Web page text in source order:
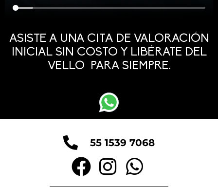
ASISTE A UNA CITA DE VALORACIÓN
INICIAL SIN COSTO Y LIBÉRATE DEL
VELLO PARA SIEMPRE.
55 1539 7068